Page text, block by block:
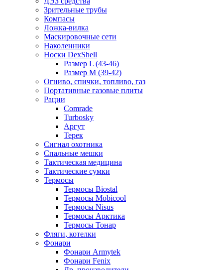
Зрительные трубы
Компасы
Ложка-вилка
Маскировочные сети
Наколенники
Носки DexShell
Размер L (43-46)
Размер M (39-42)
Огниво, спички, топливо, газ
Портативные газовые плиты
Рации
Comrade
Turbosky
Аргут
Терек
Сигнал охотника
Спальные мешки
Тактическая медицина
Тактические сумки
Термосы
Термосы Biostal
Термосы Mobicool
Термосы Nisus
Термосы Арктика
Термосы Тонар
Фляги, котелки
Фонари
Фонари Armytek
Фонари Fenix